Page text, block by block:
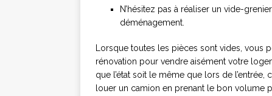
N’hésitez pas à réaliser un vide-
déménagement.
Lorsque toutes les pièces sont vides, vous
rénovation pour vendre aisément votre
que l’état soit le même que lors de
louer un camion en prenant le bon volume